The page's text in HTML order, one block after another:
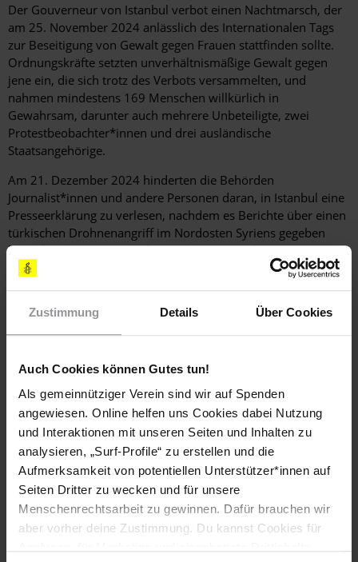
Zustimmung Details Über Cookies
Auch Cookies können Gutes tun!
Als gemeinnütziger Verein sind wir auf Spenden
angewiesen. Online helfen uns Cookies dabei Nutzung
und Interaktionen mit unseren Seiten und Inhalten zu
analysieren, „Surf-Profile“ zu erstellen und die
Aufmerksamkeit von potentiellen Unterstützer*innen auf
Seiten Dritter zu wecken und für unsere
Menschenrechtsarbeit zu gewinnen. Dafür brauchen wir
aber vorher deine Zustimmung. Du kannst Cookies für
Der Gouverneur von Istanbul verbot einen Nachtmarsch, der
am 25. November 2024 anlässlich des Internationalen Tags
zur Beseitigung von Gewalt gegen Frauen stattfinden sollte.
Ordnungskräfte setzten unverhältnismäßige Gewalt gegen
jene ein, die sich trotz des Verbots versammelten, und
nahmen mindestens 169 Menschen willkürlich in
Gewahrsam, darunter auch mehrere Unbeteiligte, zwei
Protestbeobachter*innen und drei ausländische
Staatsangehörige.
Am 21. Dezember 2024 hinderten die Behörden
Journalist*innen und andere Personen daran, in Istanbul eine
Presseerklärung zu verlesen, nachdem es Berichte über einen
türkischen Drohnenangriff im Nordosten Syriens gegeben
hatte, bei dem ein Journalist und eine Journalistin getötet
wurden. Beide waren türkische Staatsangehörige mit
Journalist*innen, wurden wegen mutmaßlicher "Propaganda
für eine terroristische Organisation" in Untersuchungshaft
genommen, nachdem sie Fotos der beiden Getöteten gezeigt
Recht auf Vereinigungsfreiheit
zwischenstaatliches Gremium, das den Auftrag hat, auf
internationaler Ebene Geldwäsche und
Terrorismusfinanzierung zu bekämpfen, die Türkei von ihrer
"grauen Liste", weil das Land entsprechende Empfehlungen
der FATF weitgehend umgesetzt hatte. Allerdings waren